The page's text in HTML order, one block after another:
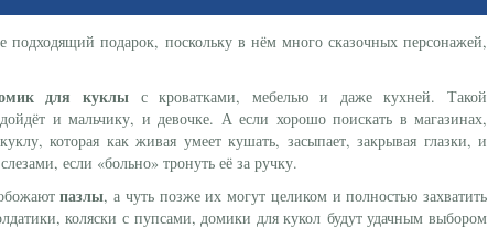
подходящий подарок, поскольку в нём много сказочных персонажей,
для куклыс кроватками, мебелью и даже кухней. Такой
и мальчику, и девочке. А если хорошо поискать в магазинах,
которая как живая умеет кушать, засыпает, закрывая глазки, и
если «больно» тронуть её за ручку.
пазлы, а чуть позже их могут целиком и полностью захватить
коляски с пупсами, домики для кукол будут удачным выбором